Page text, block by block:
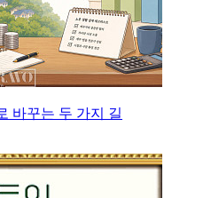
바꾸는 두 가지 길